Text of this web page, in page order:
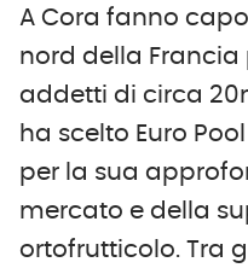
A Cora fanno
nord della Francia
addetti di circa
ha scelto Euro
per la sua
mercato e della
ortofrutticolo. Tra